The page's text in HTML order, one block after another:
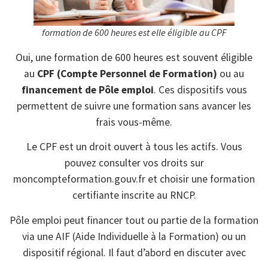
formation de 600 heures est elle éligible au CPF
Oui, une formation de 600 heures est souvent éligible
au CPF (Compte Personnel de Formation) ou au
financement de Pôle emploi. Ces dispositifs vous
permettent de suivre une formation sans avancer les
frais vous-même.
Le CPF est un droit ouvert à tous les actifs. Vous
pouvez consulter vos droits sur
moncompteformation.gouv.fr et choisir une formation
certifiante inscrite au RNCP.
Pôle emploi peut financer tout ou partie de la formation
via une AIF (Aide Individuelle à la Formation) ou un
dispositif régional. Il faut d’abord en discuter avec